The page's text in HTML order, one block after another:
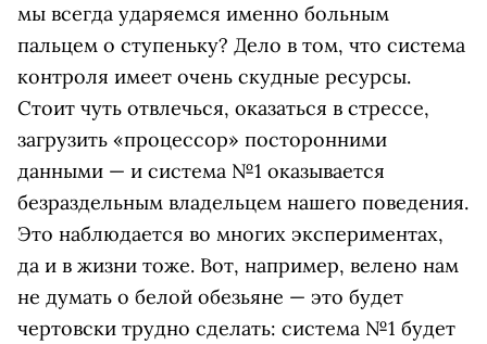
мы всегда ударяемся именно больным
пальцем о ступеньку? Дело в том, что система
контроля имеет очень скудные ресурсы.
Стоит чуть отвлечься, оказаться в стрессе,
загрузить «процессор» посторонними
данными — и система №1 оказывается
безраздельным владельцем нашего поведения.
Это наблюдается во многих экспериментах,
да и в жизни тоже. Вот, например, велено нам
не думать о белой обезьяне — это будет
чертовски трудно сделать: система №1 будет